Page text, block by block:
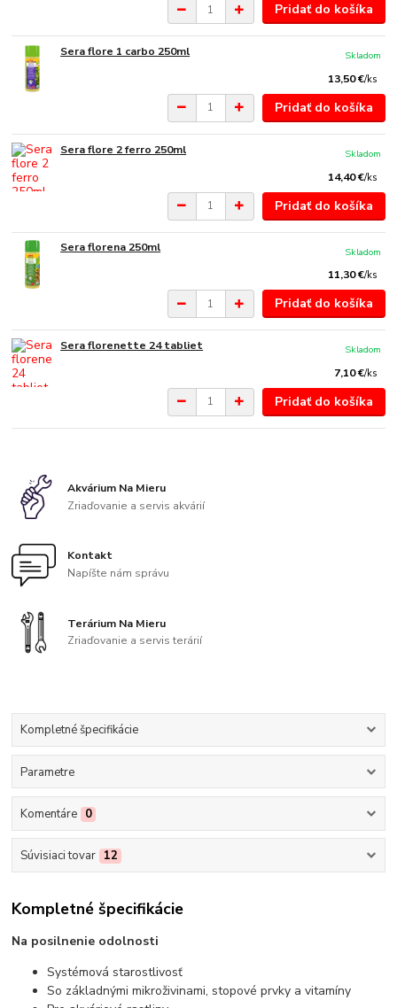
Pridať do košíka
Sera flore 1 carbo 250ml
13,50 €/ks
Skladom
Pridať do košíka
Sera flore 2 ferro 250ml
14,40 €/ks
Skladom
Pridať do košíka
Sera florena 250ml
11,30 €/ks
Skladom
Pridať do košíka
Sera florenette 24 tabliet
7,10 €/ks
Skladom
Pridať do košíka
Akvárium Na Mieru
Zriaďovanie a servis akvárií
Kontakt
Napíšte nám správu
Terárium Na Mieru
Zriaďovanie a servis terárií
Kompletné špecifikácie
Parametre
Komentáre 0
Súvisiaci tovar 12
Kompletné špecifikácie
Na posilnenie odolnosti
Systémová starostlivosť
So základnými mikroživinami, stopové prvky a vitamíny